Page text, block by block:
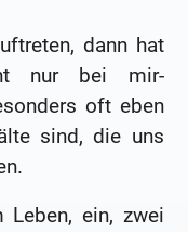
dann hat
nur bei mir-
oft eben
sind, die uns
ein, zwei